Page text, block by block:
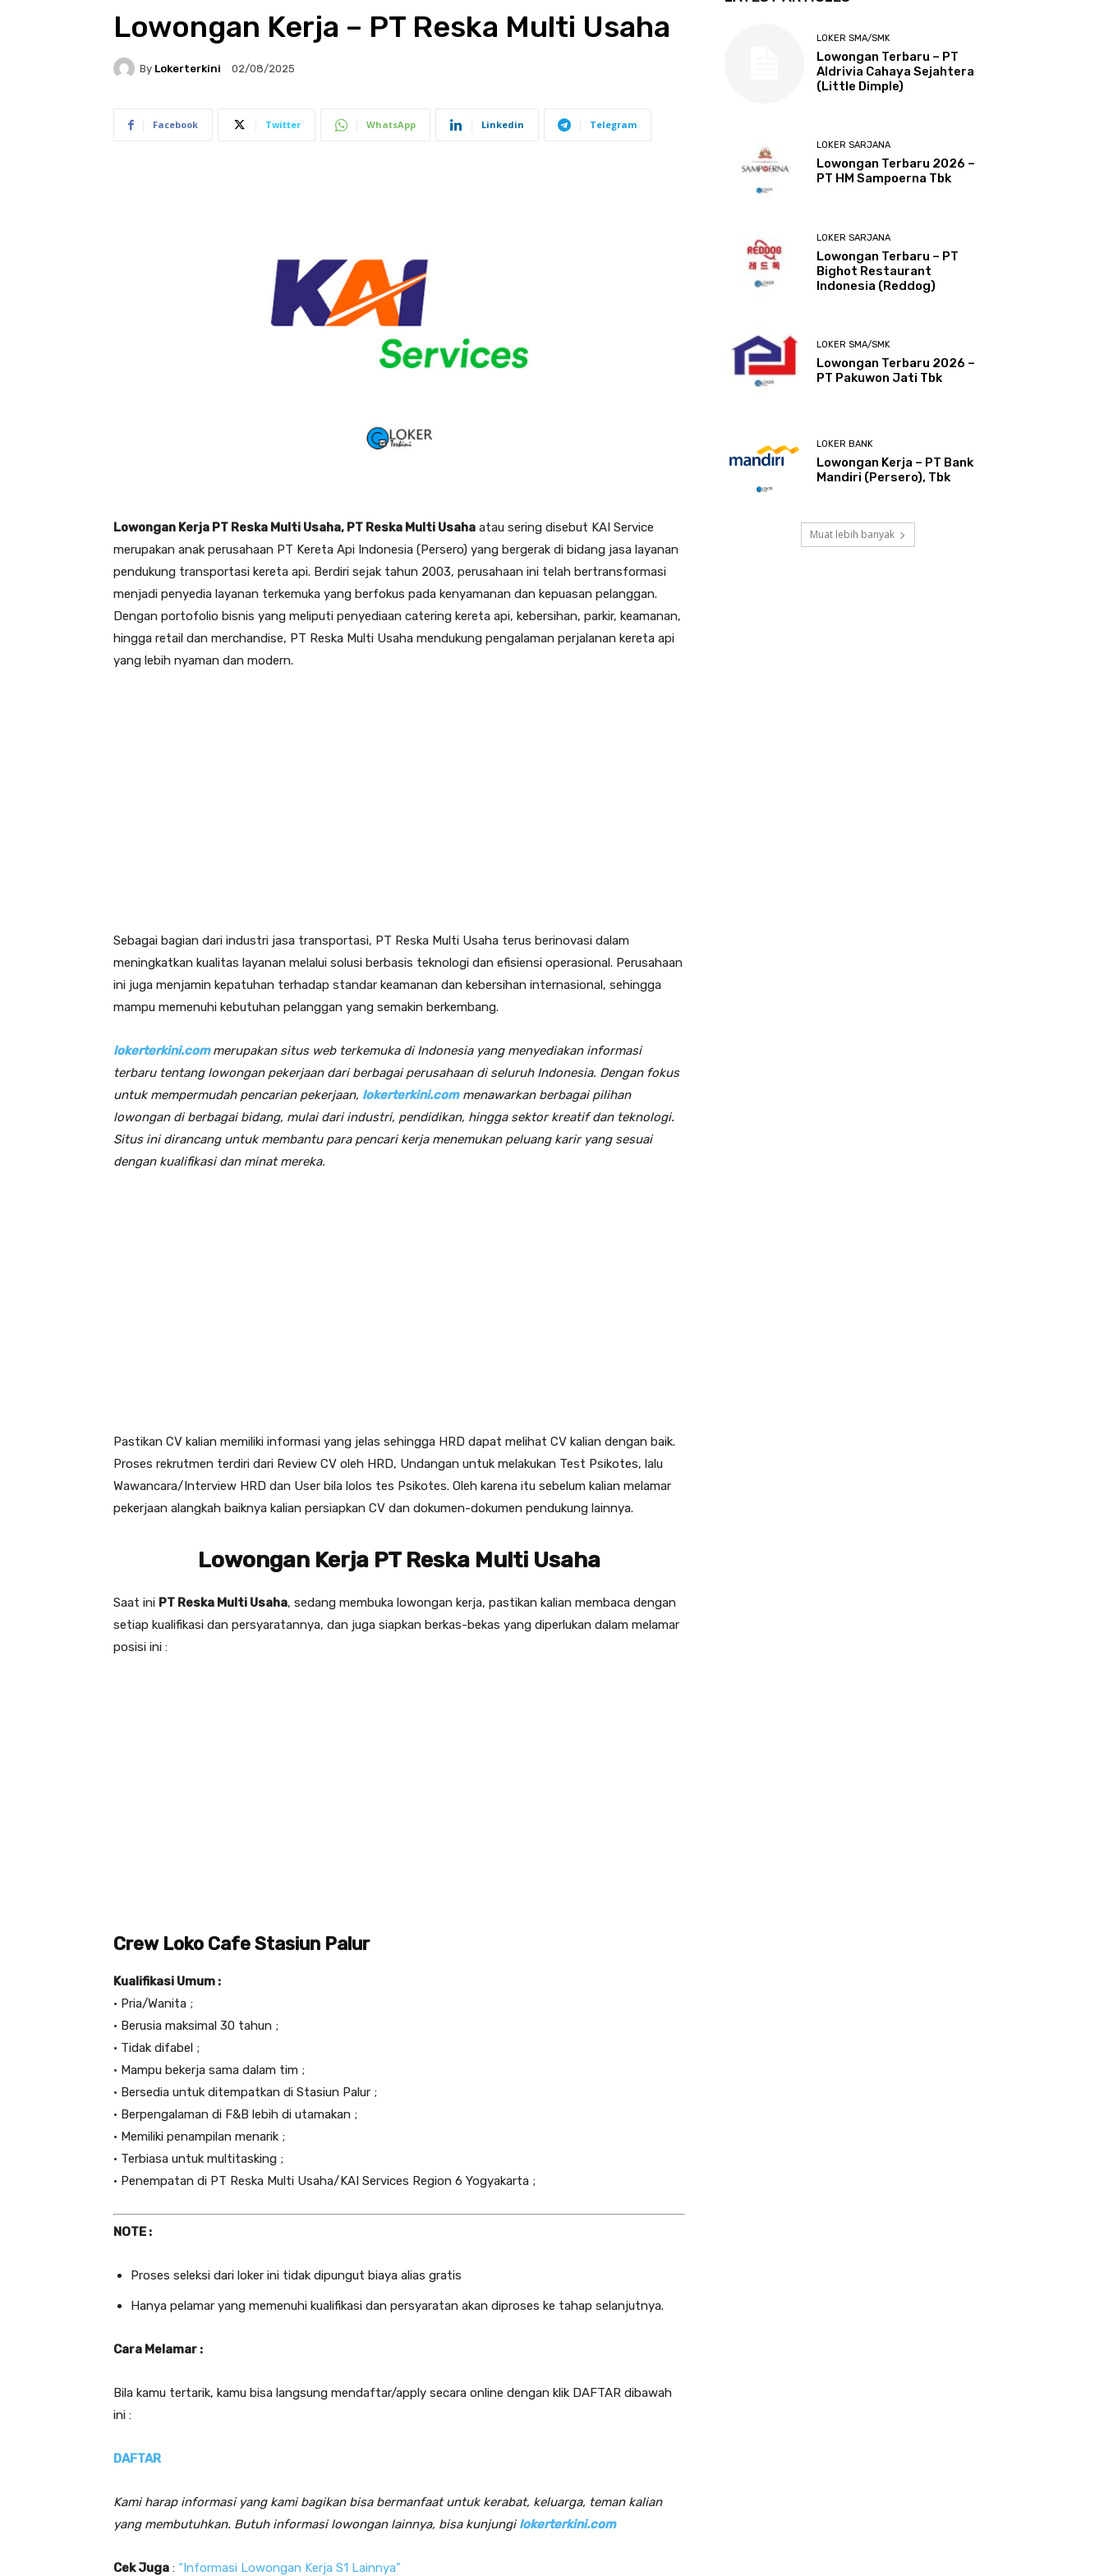
Lowongan Kerja – PT Reska Multi Usaha
By Lokerterkini 02/08/2025
Facebook Twitter WhatsApp Linkedin Telegram
Lowongan Kerja PT Reska Multi Usaha, PT Reska Multi Usaha atau sering disebut KAI Service
merupakan anak perusahaan PT Kereta Api Indonesia (Persero) yang bergerak di bidang jasa layanan
pendukung transportasi kereta api. Berdiri sejak tahun 2003, perusahaan ini telah bertransformasi
menjadi penyedia layanan terkemuka yang berfokus pada kenyamanan dan kepuasan pelanggan.
Dengan portofolio bisnis yang meliputi penyediaan catering kereta api, kebersihan, parkir, keamanan,
hingga retail dan merchandise, PT Reska Multi Usaha mendukung pengalaman perjalanan kereta api
yang lebih nyaman dan modern.
Sebagai bagian dari industri jasa transportasi, PT Reska Multi Usaha terus berinovasi dalam
meningkatkan kualitas layanan melalui solusi berbasis teknologi dan efisiensi operasional. Perusahaan
ini juga menjamin kepatuhan terhadap standar keamanan dan kebersihan internasional, sehingga
mampu memenuhi kebutuhan pelanggan yang semakin berkembang.
lokerterkini.com merupakan situs web terkemuka di Indonesia yang menyediakan informasi
terbaru tentang lowongan pekerjaan dari berbagai perusahaan di seluruh Indonesia. Dengan fokus
untuk mempermudah pencarian pekerjaan, lokerterkini.commenawarkan berbagai pilihan
lowongan di berbagai bidang, mulai dari industri, pendidikan, hingga sektor kreatif dan teknologi.
Situs ini dirancang untuk membantu para pencari kerja menemukan peluang karir yang sesuai
dengan kualifikasi dan minat mereka.
Pastikan CV kalian memiliki informasi yang jelas sehingga HRD dapat melihat CV kalian dengan baik.
Proses rekrutmen terdiri dari Review CV oleh HRD, Undangan untuk melakukan Test Psikotes, lalu
Wawancara/Interview HRD dan User bila lolos tes Psikotes. Oleh karena itu sebelum kalian melamar
pekerjaan alangkah baiknya kalian persiapkan CV dan dokumen-dokumen pendukung lainnya.
Lowongan Kerja PT Reska Multi Usaha
Saat ini PT Reska Multi Usaha, sedang membuka lowongan kerja, pastikan kalian membaca dengan
setiap kualifikasi dan persyaratannya, dan juga siapkan berkas-bekas yang diperlukan dalam melamar
posisi ini :
Crew Loko Cafe Stasiun Palur
Kualifikasi Umum :
• Pria/Wanita ;
• Berusia maksimal 30 tahun ;
• Tidak difabel ;
• Mampu bekerja sama dalam tim ;
• Bersedia untuk ditempatkan di Stasiun Palur ;
• Berpengalaman di F&B lebih di utamakan ;
• Memiliki penampilan menarik ;
• Terbiasa untuk multitasking ;
• Penempatan di PT Reska Multi Usaha/KAI Services Region 6 Yogyakarta ;
NOTE :
Proses seleksi dari loker ini tidak dipungut biaya alias gratis
Hanya pelamar yang memenuhi kualifikasi dan persyaratan akan diproses ke tahap selanjutnya.
Cara Melamar :
Bila kamu tertarik, kamu bisa langsung mendaftar/apply secara online dengan klik DAFTAR dibawah
ini :
DAFTAR
Kami harap informasi yang kami bagikan bisa bermanfaat untuk kerabat, keluarga, teman kalian
yang membutuhkan. Butuh informasi lowongan lainnya, bisa kunjungilokerterkini.com
Cek Juga : “Informasi Lowongan Kerja S1 Lainnya”
LOKER SMA/SMK
Lowongan Terbaru – PT
Aldrivia Cahaya Sejahtera
(Little Dimple)
LOKER SARJANA
Lowongan Terbaru 2026 –
PT HM Sampoerna Tbk
LOKER SARJANA
Lowongan Terbaru – PT
Bighot Restaurant
Indonesia (Reddog)
LOKER SMA/SMK
Lowongan Terbaru 2026 –
PT Pakuwon Jati Tbk
LOKER BANK
Lowongan Kerja – PT Bank
Mandiri (Persero), Tbk
Muat lebih banyak